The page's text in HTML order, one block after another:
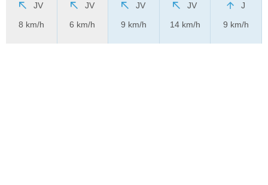
JV
8 km/h
JV
6 km/h
JV
9 km/h
JV
14 km/h
J
9 km/h